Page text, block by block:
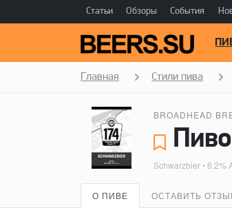
Статьи Обзоры События
Главная Стили пива
BROADHEAD
Schwarzbier• 6.2%
О ПИВЕ ОСТАВИТЬ